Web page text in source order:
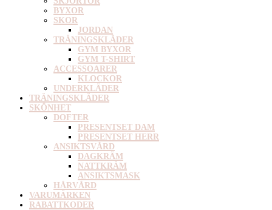
BYXOR
SKOR
JORDAN
TRÄNINGSKLÄDER
GYM BYXOR
GYM T-SHIRT
ACCESSOARER
KLOCKOR
UNDERKLÄDER
TRÄNINGSKLÄDER
SKÖNHET
DOFTER
PRESENTSET DAM
PRESENTSET HERR
ANSIKTSVÅRD
DAGKRÄM
NATTKRÄM
ANSIKTSMASK
HÅRVÅRD
VARUMÄRKEN
RABATTKODER